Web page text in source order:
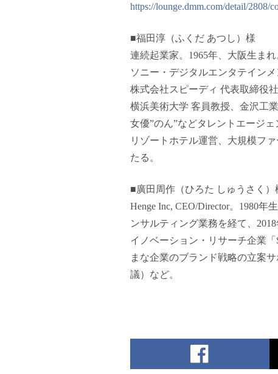
https://lounge.dmm.com/detail/2808/
■福田淳（ふくだ あつし）様
連続起業家。1965年、大阪生ま
ソニー・デジタルエンタテイン
株式会社スピーディ 代表取締役
横浜美術大学 客員教授、金沢工
女優”のん”などタレントエージ
リゾートホテル運営、大規模フ
たる。
■廣田周作（ひろた しゅうさく）
Henge Inc, CEO/Director。1980
ンサルティング業務を経て、
イノベーション・リサーチ企業
まな企業のブランド戦略の立案
議）など。